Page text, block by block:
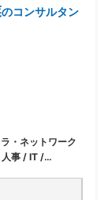
のコンサルタン
・ネットワーク
人事 / IT /